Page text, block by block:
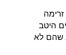
היטב
שהם לא